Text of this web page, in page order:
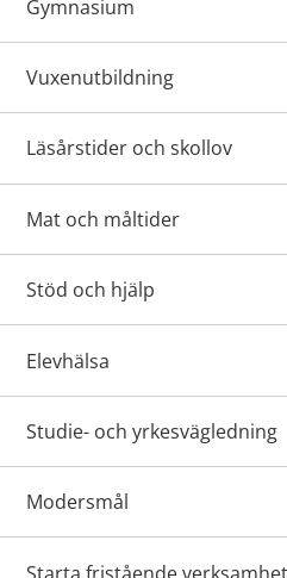
Gymnasium
Vuxenutbildning
Läsårstider och skollov
Mat och måltider
Stöd och hjälp
Elevhälsa
Studie- och yrkesvägledning
Modersmål